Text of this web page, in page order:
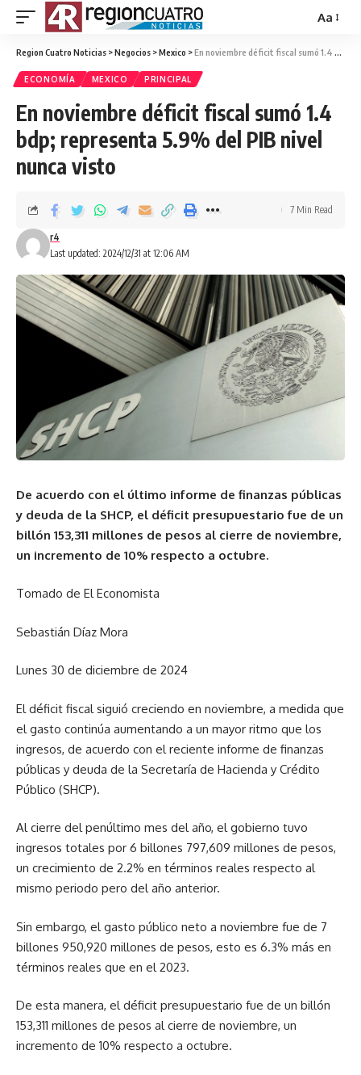
Aa
Region Cuatro Noticias >Negocios >Mexico >En noviembre déficit fiscal sumó 1.4 bdp; representa 5.9% del PIB nivel nunca visto
ECONOMÍA MEXICO PRINCIPAL
En noviembre déficit fiscal sumó 1.4
bdp; representa 5.9% del PIB nivel
nunca visto
Last updated: 2024/12/31 at 12:06 AM
r4
7 Min Read
De acuerdo con el último informe de finanzas públicas
y deuda de la SHCP, el déficit presupuestario fue de un
billón 153,311 millones de pesos al cierre de noviembre,
un incremento de 10% respecto a octubre.
Tomado de El Economista
Sebastián Díaz Mora
Lunes 30 de diciembre de 2024
El déficit fiscal siguió creciendo en noviembre, a medida que
el gasto continúa aumentando a un mayor ritmo que los
ingresos, de acuerdo con el reciente informe de finanzas
públicas y deuda de la Secretaría de Hacienda y Crédito
Público (SHCP).
Al cierre del penúltimo mes del año, el gobierno tuvo
ingresos totales por 6 billones 797,609 millones de pesos,
un crecimiento de 2.2% en términos reales respecto al
mismo periodo pero del año anterior.
Sin embargo, el gasto público neto a noviembre fue de 7
billones 950,920 millones de pesos, esto es 6.3% más en
términos reales que en el 2023.
De esta manera, el déficit presupuestario fue de un billón
153,311 millones de pesos al cierre de noviembre, un
incremento de 10% respecto a octubre.